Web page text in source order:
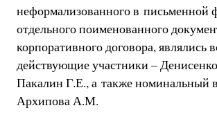
неформализованного в письменной
отдельного поименованного
корпоративного договора, являлись
действующие участники –
Пакалин Г.Е., а также номинальный
Архипова А.М.